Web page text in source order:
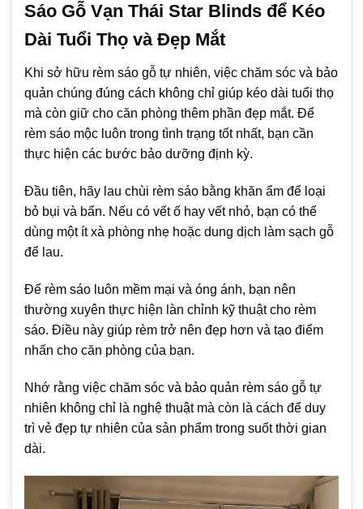
Sáo Gỗ Vạn Thái Star Blinds để Kéo
Dài Tuổi Thọ và Đẹp Mắt
Khi sở hữu rèm sáo gỗ tự nhiên, việc chăm sóc và bảo
quản chúng đúng cách không chỉ giúp kéo dài tuổi thọ
mà còn giữ cho căn phòng thêm phần đẹp mắt. Để
rèm sáo mộc luôn trong tình trạng tốt nhất, bạn cần
thực hiện các bước bảo dưỡng định kỳ.
Đầu tiên, hãy lau chùi rèm sáo bằng khăn ẩm để loại
bỏ bụi và bẩn. Nếu có vết ố hay vết nhỏ, bạn có thể
dùng một ít xà phòng nhẹ hoặc dung dịch làm sạch gỗ
để lau.
Để rèm sáo luôn mềm mại và óng ánh, bạn nên
thường xuyên thực hiện làn chỉnh kỹ thuật cho rèm
sáo. Điều này giúp rèm trở nên đẹp hơn và tạo điểm
nhấn cho căn phòng của bạn.
Nhớ rằng việc chăm sóc và bảo quản rèm sáo gỗ tự
nhiên không chỉ là nghệ thuật mà còn là cách để duy
trì vẻ đẹp tự nhiên của sản phẩm trong suốt thời gian
dài.